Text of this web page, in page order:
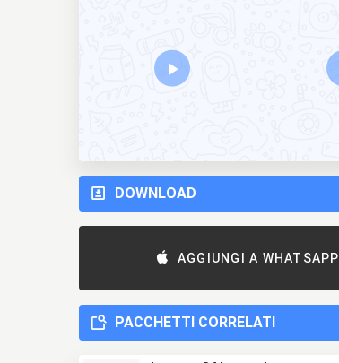
DOWNLOAD
AGGIUNGI A WHATSAPP
PACCHETTI CORRELATI